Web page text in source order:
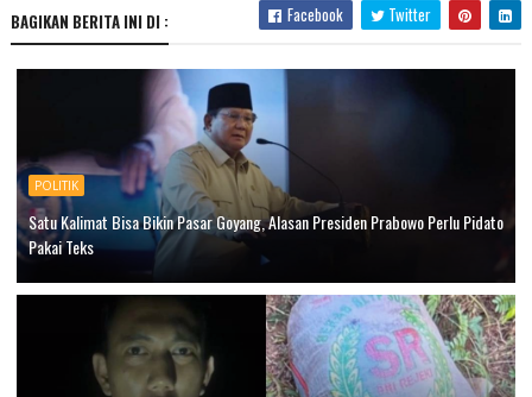
BAGIKAN BERITA INI DI : Facebook Twitter
POLITIK
Satu Kalimat Bisa Bikin Pasar Goyang, Alasan Presiden Prabowo Perlu Pidato
Pakai Teks